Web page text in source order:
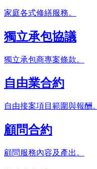
家庭各式修繕服務。
獨立承包協議
獨立承包商專案條款。
自由業合約
自由接案項目範圍與報酬。
顧問合約
顧問服務內容及產出。